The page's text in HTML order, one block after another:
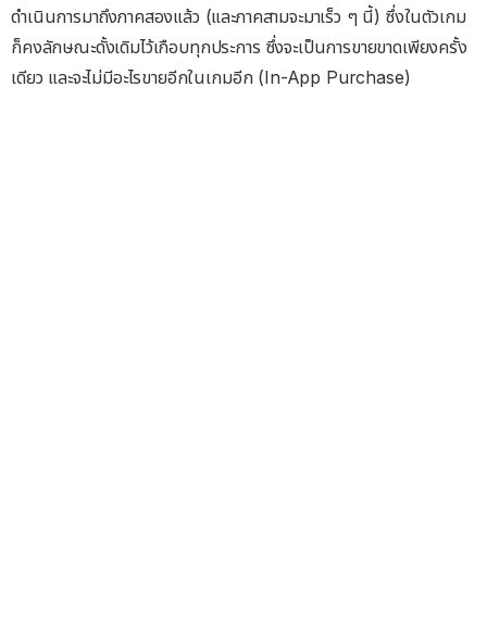
ดำเนินการมาถึงภาคสองแล้ว (และภาคสามจะมาเร็ว ๆ นี้) ซึ่งในตัวเกม
ก็คงลักษณะดั้งเดิมไว้เกือบทุกประการ ซึ่งจะเป็นการขายขาดเพียงครั้ง
เดียว และจะไม่มีอะไรขายอีกในเกมอีก (In-App Purchase)